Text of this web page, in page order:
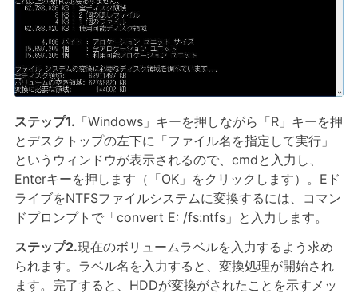
ステップ1. 「Windows」キーを押しながら「R」キーを押
とデスクトップの左下に「ファイル名を指定して実行」
というウィンドウが表示されるので、cmdと入力し、
Enterキーを押します（「OK」をクリックします）。Eド
ライブをNTFSファイルシステムに変換するには、コマン
ドプロンプトで「convert E: /fs:ntfs」と入力します。
ステップ2.現在のボリュームラベルを入力するよう求め
られます。ラベル名を入力すると、変換処理が開始され
ます。完了すると、HDDが変換がされたことを示すメッ